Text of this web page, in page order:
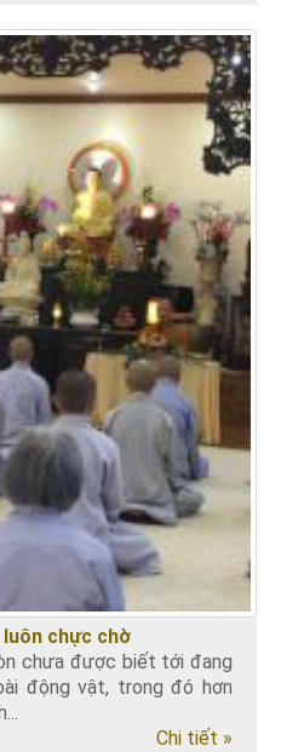
chực chờ
chưa được biết tới đang
động vật, trong đó hơn
Chi tiết »